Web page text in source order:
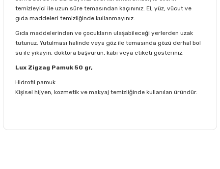
temizleyici ile uzun süre temasından kaçınınız. El, yüz, vücut ve
gıda maddeleri temizliğinde kullanmayınız.
Gıda maddelerinden ve çocukların ulaşabileceği yerlerden uzak
tutunuz. Yutulması halinde veya göz ile temasında gözü derhal bol
su ile yıkayın, doktora başvurun, kabı veya etiketi gösteriniz.
Lux Zigzag Pamuk 50 gr,
Hidrofil pamuk.
Kişisel hijyen, kozmetik ve makyaj temizliğinde kullanılan üründür.